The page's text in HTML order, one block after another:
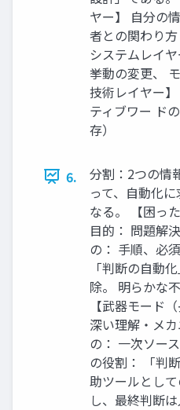
ヤー】 自分の
者との関わり
システムレイ
挙動の変更、
技術レイヤー
ティブワー ド
存）
6.
分割：2つの情
って、自動化
なる。 【困っ
目的： 問題解
の： 手順、必
「判断の自動
除。 明らかな
【武器モード
深い理解・メ
の： 一次ソー
の役割： 「判
助ツールとし
し、最終判断は